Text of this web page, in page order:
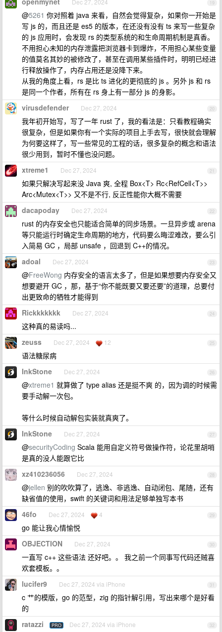
19
Dec 27, 2024
@5261 你对照着 java 来看，自然会觉得复杂，如果你一开始是
写 js 的，而且还是 es5 的版本，在还没有没有 ts 来写一些复杂
的 js 应用时，会发现 rs 的类型系统的和生命周期机制是真香。
不用担心未知的内存泄露把浏览器卡到爆炸，不用担心某些变量
的值莫名其妙的被修改了，甚至在调用某些插件时，明明已经进
行释放操作了，内存占用还是没降下来。
从我的角度上看，rs 是比 ts 进化的更彻底的 js 。另外 js 和 rs
是同一个作者，所有在 rs 身上有一部分 js 的身影。
20
virusdefender Dec 27, 2024
我年初开始写，写了一年 rust 了，我的看法是：只看教程确实
很复杂，但是如果你有一个实际的项目上手去写，很快就会理解
为何要这样了，写一些常见的工程的话，很多复杂的概念和语法
很少用到，暂时不懂也没问题。
21
xtreme1 Dec 27, 2024
如果只解决写起来没 Java 爽, 全程 Box<T> Rc<RefCell<T>>
Arc<Mutex<T>> 又不是不行, 反正性能你大概不需要
22
dacapoday Dec 27, 2024
rust 的内存安全也只能适合简单的同步场景。一旦异步或 arena
等只能运行时确定生命周期的地方，代码要么晦涩难改，要么引
入简易 GC ，局部 unsafe ，回退到 C++的情况。
23
adoal Dec 27, 2024
@FreeWong 内存安全的语言太多了，但是如果想要内存安全又
想要避开 GC ，那，基于“你不能既要又要还要”的道理，总要付
出更致命的牺牲才能得到
24
Rickkkkkkk Dec 27, 2024
这种真的易读吗...
25
zeuss Dec 27, 2024 12
语法糖尿病
26
InkStone Dec 27, 2024
@xtreme1 就算做了 type alias 还是挺不爽 的，因为调的时候需
要手动解一次包。
等什么时候自动解包实装就真爽了。
27
InkStone Dec 27, 2024
@securityCoding Scala 能用自定义符号做操作符，论花里胡哨
是真的没人能跟它比
28
xz410236056 Dec 27, 2024
@jellen 别的吹吹算了，逃逸、非逃逸、自动闭包、尾随，还有
缺省值的使用，swift 的关键词和用法足够单独写本书
29
46fo Dec 27, 2024 4
go 能让我心情愉悦
30
OBJECTION Dec 27, 2024
一直写 c++ 这些语法 还好吧。。 我之前一个同事写代码还贼喜
欢套模板。。
31
lucifer9 Dec 27, 2024 via iPhone
c 艹的模版，go 的范型，zig 的指针解引用，写出来哪个是好看
的
32
ratazzi PRO Dec 27, 2024 via iPhone